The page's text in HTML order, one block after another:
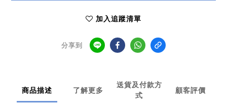
加入追蹤清單
分享到
商品描述 了解更多
送貨及付款方
式
顧客評價